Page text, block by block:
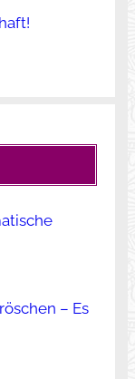
– Es